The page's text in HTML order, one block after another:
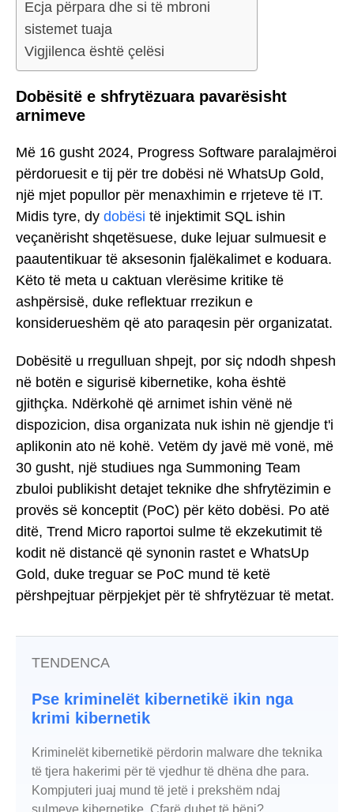
Ecja përpara dhe si të mbroni
sistemet tuaja
Vigjilenca është çelësi
Dobësitë e shfrytëzuara pavarësisht
arnimeve
Më 16 gusht 2024, Progress Software paralajmëroi
përdoruesit e tij për tre dobësi në WhatsUp Gold,
një mjet popullor për menaxhimin e rrjeteve të IT.
Midis tyre, dy dobësi të injektimit SQL ishin
veçanërisht shqetësuese, duke lejuar sulmuesit e
paautentikuar të aksesonin fjalëkalimet e koduara.
Këto të meta u caktuan vlerësime kritike të
ashpërsisë, duke reflektuar rrezikun e
konsiderueshëm që ato paraqesin për organizatat.
Dobësitë u rregulluan shpejt, por siç ndodh shpesh
në botën e sigurisë kibernetike, koha është
gjithçka. Ndërkohë që arnimet ishin vënë në
dispozicion, disa organizata nuk ishin në gjendje t'i
aplikonin ato në kohë. Vetëm dy javë më vonë, më
30 gusht, një studiues nga Summoning Team
zbuloi publikisht detajet teknike dhe shfrytëzimin e
provës së konceptit (PoC) për këto dobësi. Po atë
ditë, Trend Micro raportoi sulme të ekzekutimit të
kodit në distancë që synonin rastet e WhatsUp
Gold, duke treguar se PoC mund të ketë
përshpejtuar përpjekjet për të shfrytëzuar të metat.
TENDENCA
Pse kriminelët kibernetikë ikin nga
krimi kibernetik
Kriminelët kibernetikë përdorin malware dhe teknika
të tjera hakerimi për të vjedhur të dhëna dhe para.
Kompjuteri juaj mund të jetë i prekshëm ndaj
sulmeve kibernetike. Çfarë duhet të bëni?